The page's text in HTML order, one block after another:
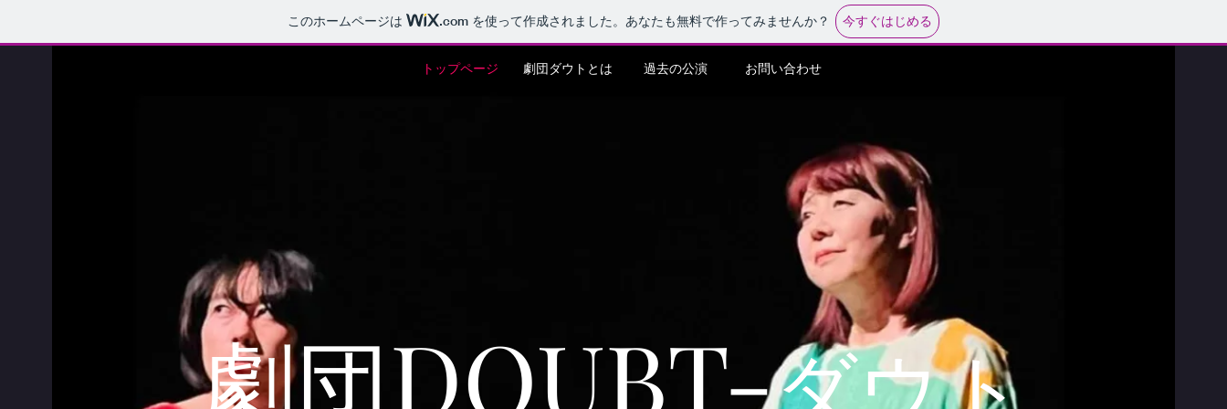
このホームページは .com を使って作成されました。あなたも無料で作ってみませんか？ 今すぐはじめる
劇団DOUBT-ダウト
トップページ 劇団ダウトとは 過去の公演 お問い合わせ